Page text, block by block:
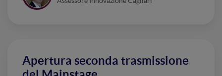
Apertura seconda trasmissione